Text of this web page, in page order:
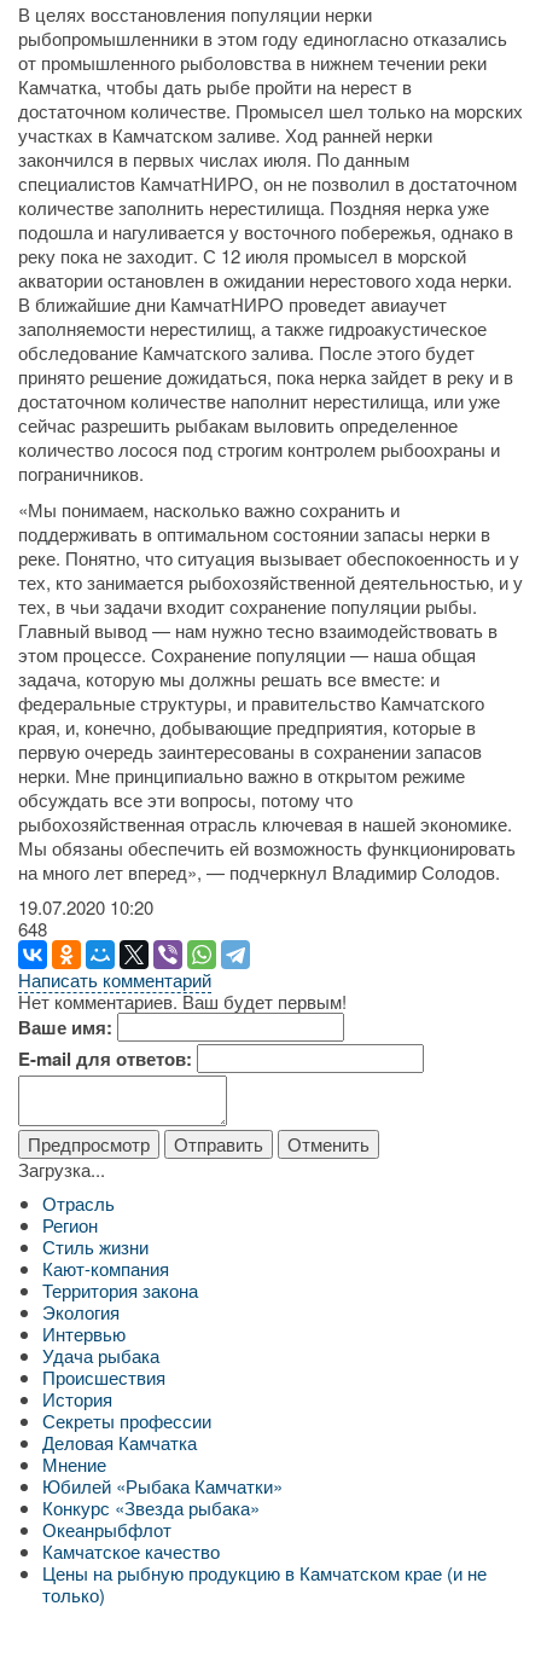
В целях восстановления популяции нерки
рыбопромышленники в этом году единогласно отказались
от промышленного рыболовства в нижнем течении реки
Камчатка, чтобы дать рыбе пройти на нерест в
достаточном количестве. Промысел шел только на морских
участках в Камчатском заливе. Ход ранней нерки
закончился в первых числах июля. По данным
специалистов КамчатНИРО, он не позволил в достаточном
количестве заполнить нерестилища. Поздняя нерка уже
подошла и нагуливается у восточного побережья, однако в
реку пока не заходит. С 12 июля промысел в морской
акватории остановлен в ожидании нерестового хода нерки.
В ближайшие дни КамчатНИРО проведет авиаучет
заполняемости нерестилищ, а также гидроакустическое
обследование Камчатского залива. После этого будет
принято решение дожидаться, пока нерка зайдет в реку и в
достаточном количестве наполнит нерестилища, или уже
сейчас разрешить рыбакам выловить определенное
количество лосося под строгим контролем рыбоохраны и
пограничников.
«Мы понимаем, насколько важно сохранить и
поддерживать в оптимальном состоянии запасы нерки в
реке. Понятно, что ситуация вызывает обеспокоенность и у
тех, кто занимается рыбохозяйственной деятельностью, и у
тех, в чьи задачи входит сохранение популяции рыбы.
Главный вывод — нам нужно тесно взаимодействовать в
этом процессе. Сохранение популяции — наша общая
задача, которую мы должны решать все вместе: и
федеральные структуры, и правительство Камчатского
края, и, конечно, добывающие предприятия, которые в
первую очередь заинтересованы в сохранении запасов
нерки. Мне принципиально важно в открытом режиме
обсуждать все эти вопросы, потому что
рыбохозяйственная отрасль ключевая в нашей экономике.
Мы обязаны обеспечить ей возможность функционировать
на много лет вперед», — подчеркнул Владимир Солодов.
19.07.2020 10:20
648
Написать комментарий
Нет комментариев. Ваш будет первым!
Ваше имя:
E-mail для ответов:
Загрузка...
Отрасль
Регион
Стиль жизни
Кают-компания
Территория закона
Экология
Интервью
Удача рыбака
Происшествия
История
Секреты профессии
Деловая Камчатка
Мнение
Юбилей «Рыбака Камчатки»
Конкурс «Звезда рыбака»
Океанрыбфлот
Камчатское качество
Цены на рыбную продукцию в Камчатском крае (и не
только)